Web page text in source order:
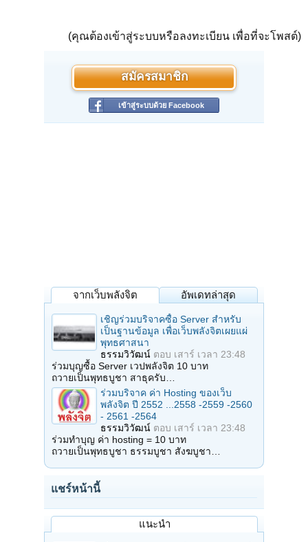
(คุณต้องเข้าสู่ระบบหรือลงทะเบียน เพื่อที่จะโพสต์)
สมัครสมาชิก
เข้าสู่ระบบด้วย Facebook
จากเว็บพลังจิต อัพเดทล่าสุด
เชิญร่วมบริจาคซื้อ Server สำหรับ
เป็นฐานข้อมูล เพื่อเว็บพลังจิตเผยแผ่
พุทธศาสนา
ธรรมวิวัฒน์ ตอบ เสาร์ เวลา 23:48
ร่วมบุญซื้อ Server เวปพลังจิต 10 บาท
ถวายเป็นพุทธบูชา สาธุครับ…
ร่วมบริจาค ค่า Hosting ของเว็บ
พลังจิต ปี 2552 ...2558 -2559 -2560
- 2561 -2564
ธรรมวิวัฒน์ ตอบ เสาร์ เวลา 23:48
ร่วมทำบุญ ค่า hosting = 10 บาท
ถวายเป็นพุทธบูชา ธรรมบูชา สังฆบูชา…
แชร์หน้านี้
แนะนำ